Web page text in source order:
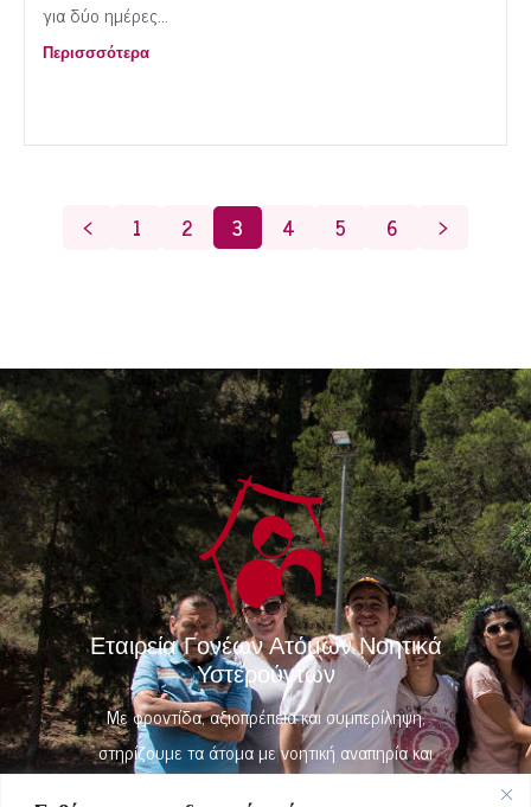
για δύο ημέρες...
Περισσσότερα
< 1 2 3 4 5 6 >
Εταιρεία Γονέων Ατόμων Νοητικά
Υστερούντων
Με φροντίδα, αξιοπρέπεια και συμπερίληψη,
στηρίζουμε τα άτομα με νοητική αναπηρία και